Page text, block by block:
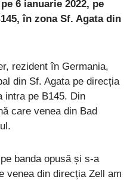
6 ianuarie 2022, pe
în zona Sf. Agata din
rezident în Germania,
din Sf. Agata pe direcția
intra pe B145. Din
care venea din Bad
banda opusă și s-a
venea din direcția Zell am